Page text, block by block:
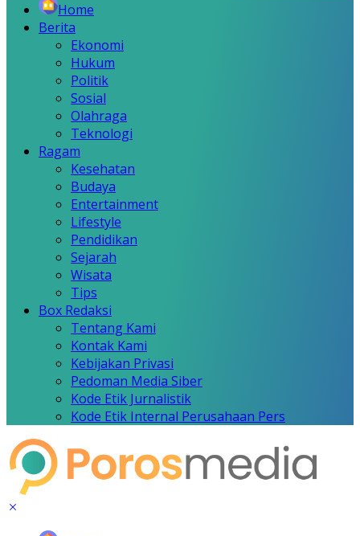
Home
Berita
Ekonomi
Hukum
Politik
Sosial
Olahraga
Teknologi
Ragam
Kesehatan
Budaya
Entertainment
Lifestyle
Pendidikan
Sejarah
Wisata
Tips
Box Redaksi
Tentang Kami
Kontak Kami
Kebijakan Privasi
Pedoman Media Siber
Kode Etik Jurnalistik
Kode Etik Internal Perusahaan Pers